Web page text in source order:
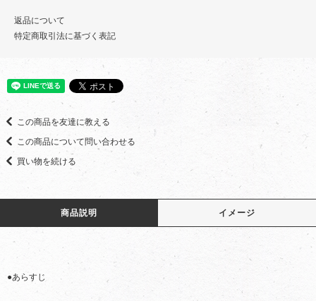
返品について
特定商取引法に基づく表記
この商品を友達に教える
この商品について問い合わせる
買い物を続ける
商品説明 イメージ
●あらすじ